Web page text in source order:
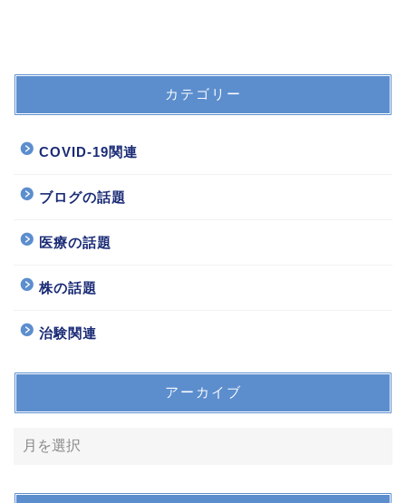
カテゴリー
COVID-19関連
ブログの話題
医療の話題
株の話題
治験関連
アーカイブ